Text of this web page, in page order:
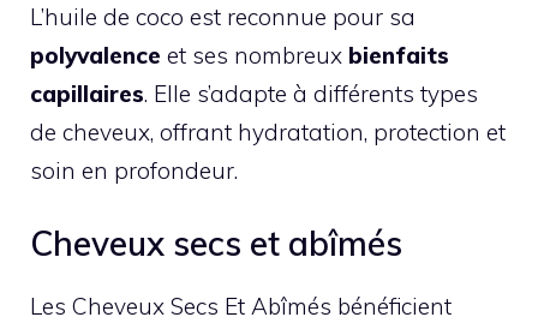
L’huile de coco est reconnue pour sa
polyvalence et ses nombreux bienfaits
capillaires. Elle s’adapte à différents types
de cheveux, offrant hydratation, protection et
soin en profondeur.
Cheveux secs et abîmés
Les Cheveux Secs Et Abîmés bénéficient